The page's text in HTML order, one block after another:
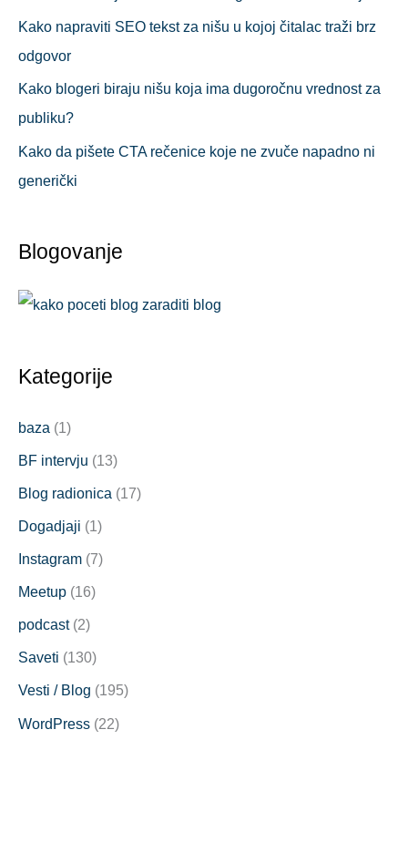
Kako napraviti SEO tekst za nišu u kojoj čitalac traži brz
odgovor
Kako blogeri biraju nišu koja ima dugoročnu vrednost za
publiku?
Kako da pišete CTA rečenice koje ne zvuče napadno ni
generički
Blogovanje
Kategorije
baza (1)
BF intervju (13)
Blog radionica (17)
Dogadjaji (1)
Instagram (7)
Meetup (16)
podcast(2)
Saveti (130)
Vesti / Blog (195)
WordPress (22)